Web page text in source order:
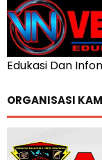
Edukasi Dan
ORGANISASI